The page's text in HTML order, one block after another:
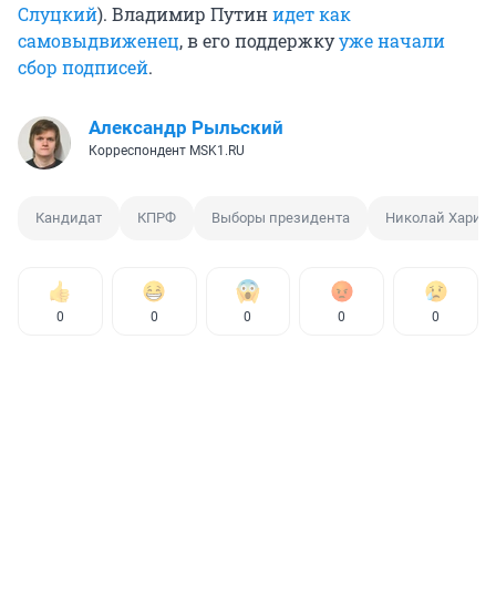
Слуцкий). Владимир Путинидет как
самовыдвиженец, в его поддержкууже начали
сбор подписей.
Александр Рыльский
Корреспондент MSK1.RU
Кандидат КПРФ Выборы президента Николай
0 0 0 0 0